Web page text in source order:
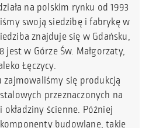
na polskim rynku od 1993
swoją siedzibę i fabrykę w
znajduje się w Gdańsku,
jest w Górze Św. Małgorzaty,
Łęczycy.
zajmowaliśmy się produkcją
przeznaczonych na
ścienne. Później
budowlane, takie